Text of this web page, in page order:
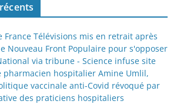
Télévisions mis en retrait après
Nouveau Front Populaire pour s'opposer
via tribune - Science infuse site
pharmacien hospitalier Amine Umlil,
vaccinale anti-Covid révoqué par
des praticiens hospitaliers